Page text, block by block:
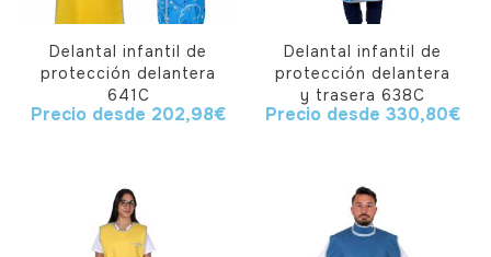
Delantal infantil de
protección delantera
641C
Precio desde 202,98€
Delantal infantil de
protección delantera
y trasera 638C
Precio desde 330,80€